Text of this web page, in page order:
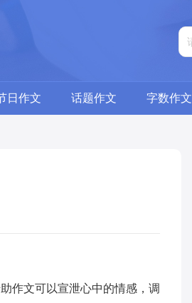
日作文 话题作文 字数作文
作文可以宣泄心中的情感，调